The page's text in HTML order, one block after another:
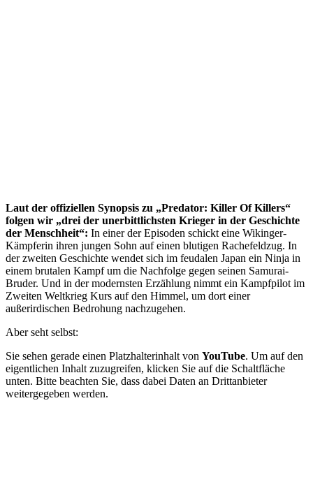
Laut der offiziellen Synopsis zu „Predator: Killer Of Killers“
folgen wir „drei der unerbittlichsten Krieger in der Geschichte
der Menschheit“: In einer der Episoden schickt eine Wikinger-
Kämpferin ihren jungen Sohn auf einen blutigen Rachefeldzug. In
der zweiten Geschichte wendet sich im feudalen Japan ein Ninja in
einem brutalen Kampf um die Nachfolge gegen seinen Samurai-
Bruder. Und in der modernsten Erzählung nimmt ein Kampfpilot im
Zweiten Weltkrieg Kurs auf den Himmel, um dort einer
außerirdischen Bedrohung nachzugehen.
Aber seht selbst:
Sie sehen gerade einen Platzhalterinhalt von YouTube. Um auf den
eigentlichen Inhalt zuzugreifen, klicken Sie auf die Schaltfläche
unten. Bitte beachten Sie, dass dabei Daten an Drittanbieter
weitergegeben werden.